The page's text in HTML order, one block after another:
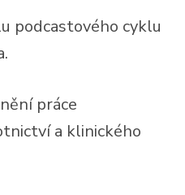
podcastového cyklu
práce
a klinického